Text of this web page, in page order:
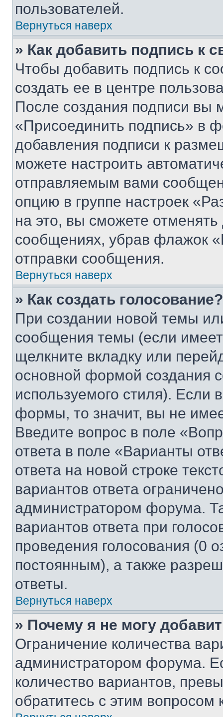
пользователей.
Вернуться наверх
» Как добавить подпись к
Чтобы добавить подпись к
создать ее в центре
После создания подписи вы
«Присоединить подпись» в
добавления подписи к
можете настроить
отправляемым вами
опцию в группе настроек
на это, вы сможете
сообщениях, убрав флажок
отправки сообщения.
Вернуться наверх
» Как создать голосование?
При создании новой темы
сообщения темы (если
щелкните вкладку или
основной формой создания
используемого стиля). Если
формы, то значит, вы не
Введите вопрос в поле
ответа в поле «Варианты
ответа на новой строке
вариантов ответа
администратором форума.
вариантов ответа при
проведения голосования (0
постоянным), а также
ответы.
Вернуться наверх
» Почему я не могу
Ограничение количества
администратором форума.
количество вариантов,
обратитесь с этим вопросом